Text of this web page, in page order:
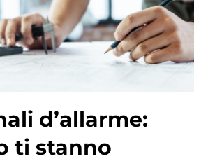
d’allarme:
ti stanno